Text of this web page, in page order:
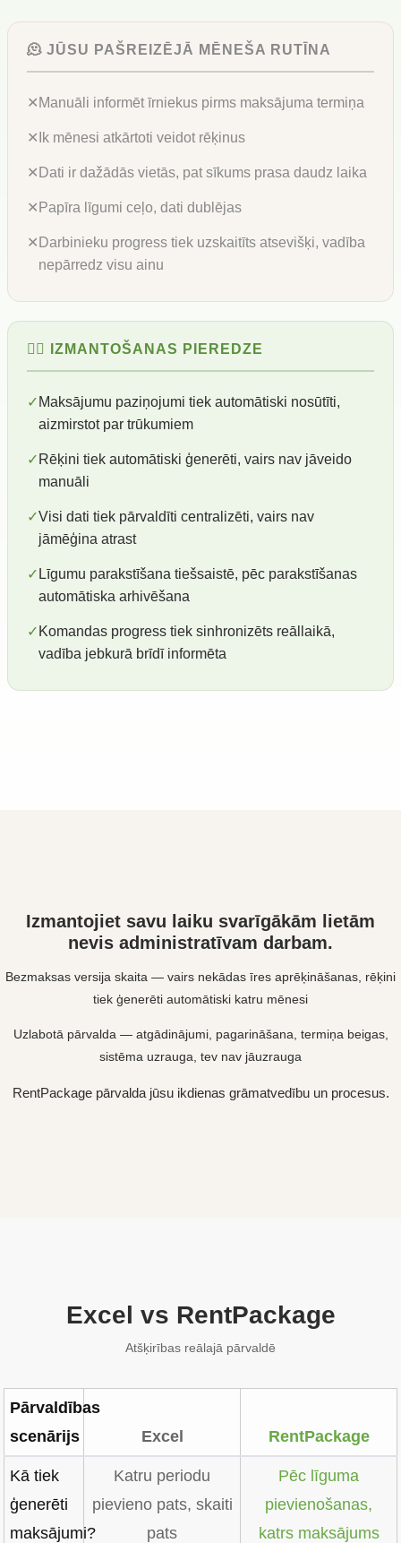
🫠 JŪSU PAŠREIZĒJĀ MĒNEŠA RUTĪNA
✕ Manuāli informēt īrniekus pirms maksājuma termiņa
✕ Ik mēnesi atkārtoti veidot rēķinus
✕ Dati ir dažādās vietās, pat sīkums prasa daudz laika
✕ Papīra līgumi ceļo, dati dublējas
✕ Darbinieku progress tiek uzskaitīts atsevišķi, vadība
nepārredz visu ainu
😮‍💨 IZMANTOŠANAS PIEREDZE
✓ Maksājumu paziņojumi tiek automātiski nosūtīti,
aizmirstot par trūkumiem
✓ Rēķini tiek automātiski ģenerēti, vairs nav jāveido
manuāli
✓Visi dati tiek pārvaldīti centralizēti, vairs nav
jāmēģina atrast
✓ Līgumu parakstīšana tiešsaistē, pēc parakstīšanas
automātiska arhivēšana
✓ Komandas progress tiek sinhronizēts reāllaikā,
vadība jebkurā brīdī informēta
Izmantojiet savu laiku svarīgākām lietām
nevis administratīvam darbam.
Bezmaksas versija skaita — vairs nekādas īres aprēķināšanas, rēķini
tiek ģenerēti automātiski katru mēnesi
Uzlabotā pārvalda — atgādinājumi, pagarināšana, termiņa beigas,
sistēma uzrauga, tev nav jāuzrauga
RentPackage pārvalda jūsu ikdienas grāmatvedību un procesus.
Excel vs RentPackage
Atšķirības reālajā pārvaldē
Pārvaldības
scenārijs
Excel RentPackage
Kā tiek
ģenerēti
maksājumi?
Katru periodu
pievieno pats, skaiti
pats
Pēc līguma
pievienošanas,
katrs maksājums